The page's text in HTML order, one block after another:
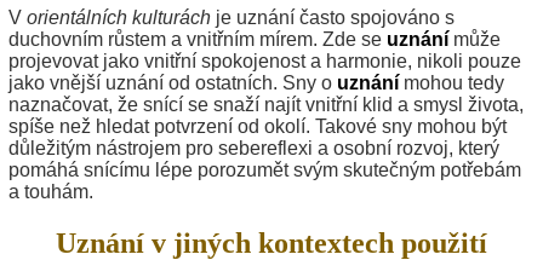
V orientálních kulturách je uznání často spojováno s
duchovním růstem a vnitřním mírem. Zde se uznání může
projevovat jako vnitřní spokojenost a harmonie, nikoli pouze
jako vnější uznání od ostatních. Sny o uznání mohou tedy
naznačovat, že snící se snaží najít vnitřní klid a smysl života,
spíše než hledat potvrzení od okolí. Takové sny mohou být
důležitým nástrojem pro sebereflexi a osobní rozvoj, který
pomáhá snícímu lépe porozumět svým skutečným potřebám
a touhám.
Uznání v jiných kontextech použití